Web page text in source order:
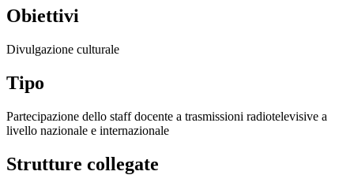
Obiettivi
Divulgazione culturale
Tipo
Partecipazione dello staff docente a trasmissioni radiotelevisive a
livello nazionale e internazionale
Strutture collegate